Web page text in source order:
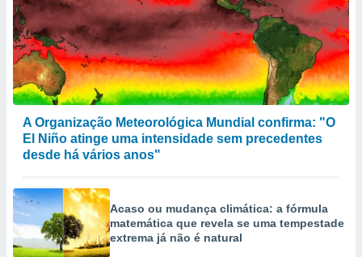
A Organização Meteorológica Mundial confirma: "O
El Niño atinge uma intensidade sem precedentes
desde há vários anos"
Acaso ou mudança climática: a fórmula
matemática que revela se uma tempestade
extrema já não é natural